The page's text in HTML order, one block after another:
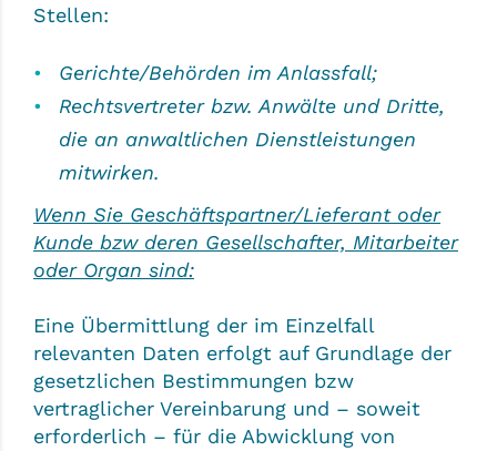
Stellen:
Gerichte/Behörden im Anlassfall;
Rechtsvertreter bzw. Anwälte und Dritte,
die an anwaltlichen Dienstleistungen
mitwirken.
Wenn Sie Geschäftspartner/Lieferant oder
Kunde bzw deren Gesellschafter, Mitarbeiter
oder Organ sind:
Eine Übermittlung der im Einzelfall
relevanten Daten erfolgt auf Grundlage der
gesetzlichen Bestimmungen bzw
vertraglicher Vereinbarung und – soweit
erforderlich – für die Abwicklung von